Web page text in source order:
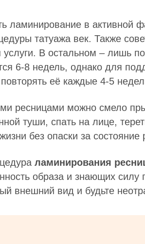
ламинирование в активной
татуажа век. Также
услуги. В остальном – лишь
6-8 недель, однако для
её каждые 4-5
ресницами можно смело
туши, спать на лице,
без опаски за состояние
ламинирования
образа и знающих силу
внешний вид и будьте